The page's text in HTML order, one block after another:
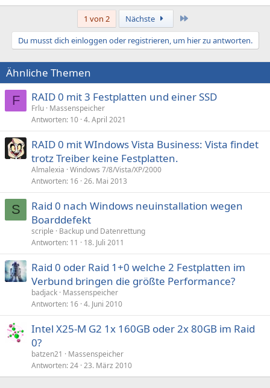
1 von 2 Nächste
Du musst dich einloggen oder registrieren, um hier zu antworten.
Ähnliche Themen
F RAID 0 mit 3 Festplatten und einer SSD
Frlu Massenspeicher
Antworten 10 4. April 2021
RAID 0 mit WIndows Vista Business: Vista findet
trotz Treiber keine Festplatten.
Almalexia Windows 7/8/Vista/XP/2000
Antworten 16 26. Mai 2013
S
Raid 0 nach Windows neuinstallation wegen
Boarddefekt
scriple
Backup und Datenrettung
Antworten 11 18. Juli 2011
Raid 0 oder Raid 1+0 welche 2 Festplatten im
Verbund bringen die größte Performance?
badjack Massenspeicher
Antworten 16 4. Juni 2010
Intel X25-M G2 1x 160GB oder 2x 80GB im Raid
0?
batzen21
Massenspeicher
Antworten 24 23. März 2010